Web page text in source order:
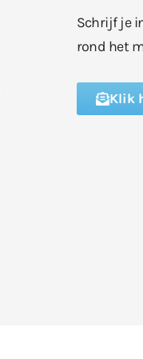
Schrijf je
rond het
Klik